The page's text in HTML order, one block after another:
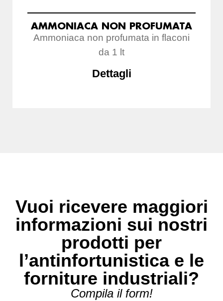
AMMONIACA NON PROFUMATA
Ammoniaca non profumata in flaconi
da 1 lt
Dettagli
Vuoi ricevere maggiori
informazioni sui nostri
prodotti per
l’antinfortunistica e le
forniture industriali?
Compila il form!